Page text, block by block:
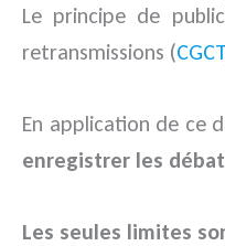
Le principe de
retransmissions (
En application de ce
enregistrer les
Les seules limites